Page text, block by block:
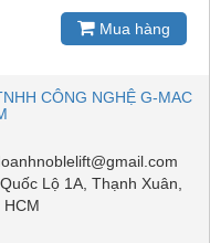
Mua hàng
CÔNG NGHỆ G-MAC
Lộ 1A, Thạnh Xuân,
HCM